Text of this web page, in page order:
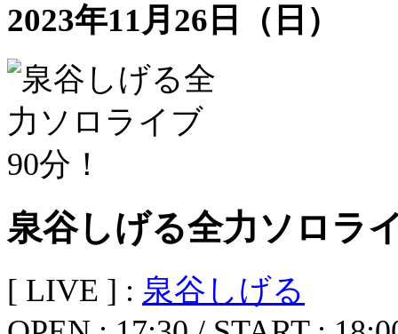
2023年11月26日（日）
泉谷しげる全力ソロラ
[ LIVE ] : 泉谷しげる